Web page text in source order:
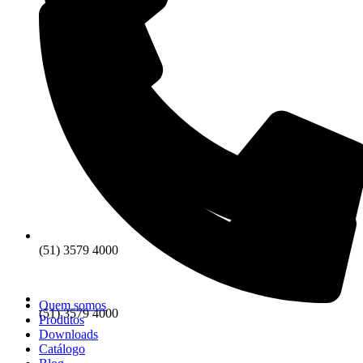
(51) 3579 4000
(51) 3579 4000
Quem somos
Produtos
Downloads
Catálogo